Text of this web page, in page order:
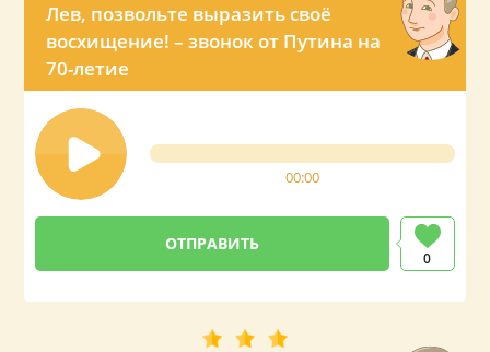
Лев, позвольте выразить своё
восхищение! – звонок от Путина на
70-летие
00:00
0